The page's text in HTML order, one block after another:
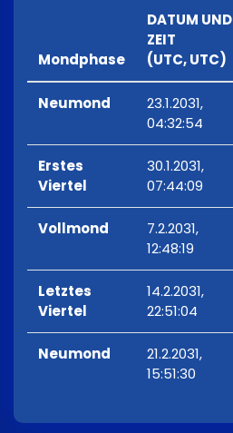
Mondphase
DATUM UND
ZEIT
(UTC, UTC)
Neumond
23.1.2031,
04:32:54
Erstes
Viertel
30.1.2031,
07:44:09
Vollmond
7.2.2031,
12:48:19
Letztes
Viertel
14.2.2031,
22:51:04
Neumond
21.2.2031,
15:51:30